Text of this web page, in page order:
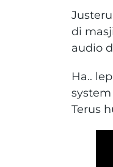
di
audio
Ha..
Terus